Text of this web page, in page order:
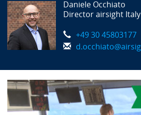
Daniele Occhiato
Director airsight Italy
+49 30 45803177